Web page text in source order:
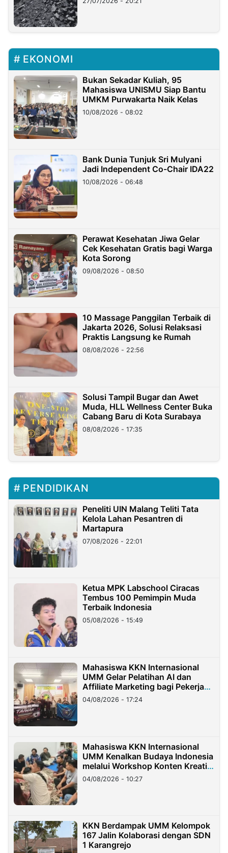
EKONOMI
Bukan Sekadar Kuliah, 95
Mahasiswa UNISMU Siap Bantu
UMKM Purwakarta Naik Kelas
10/08/2026 - 08:02
Bank Dunia Tunjuk Sri Mulyani
Jadi Independent Co-Chair IDA22
10/08/2026 - 06:48
Perawat Kesehatan Jiwa Gelar
Cek Kesehatan Gratis bagi Warga
Kota Sorong
09/08/2026 - 08:50
10 Massage Panggilan Terbaik di
Jakarta 2026, Solusi Relaksasi
Praktis Langsung ke Rumah
08/08/2026 - 22:56
Solusi Tampil Bugar dan Awet
Muda, HLL Wellness Center Buka
Cabang Baru di Kota Surabaya
08/08/2026 - 17:35
PENDIDIKAN
Peneliti UIN Malang Teliti Tata
Kelola Lahan Pesantren di
Martapura
07/08/2026 - 22:01
Ketua MPK Labschool Ciracas
Tembus 100 Pemimpin Muda
Terbaik Indonesia
05/08/2026 - 15:49
Mahasiswa KKN Internasional
UMM Gelar Pelatihan AI dan
Affiliate Marketing bagi Pekerja
Migran Indonesia di Taiwan
04/08/2026 - 17:24
Mahasiswa KKN Internasional
UMM Kenalkan Budaya Indonesia
melalui Workshop Konten Kreatif
di Taiwan
04/08/2026 - 10:27
KKN Berdampak UMM Kelompok
167 Jalin Kolaborasi dengan SDN
1 Karangrejo